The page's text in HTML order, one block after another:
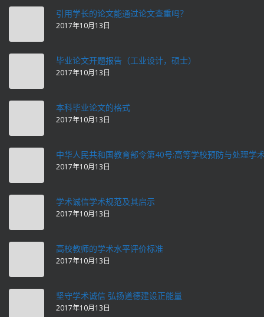
引用学长的论文能通过论文查重吗？
2017年10月13日
毕业论文开题报告（工业设计，硕士）
2017年10月13日
本科毕业论文的格式
2017年10月13日
中华人民共和国教育部令第40号:高等学校预防与处理学
2017年10月13日
学术诚信学术规范及其启示
2017年10月13日
高校教师的学术水平评价标准
2017年10月13日
坚守学术诚信 弘扬道德建设正能量
2017年10月13日